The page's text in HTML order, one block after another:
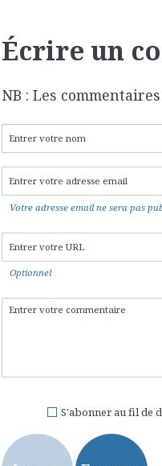
Écrire un
NB : Les
Votre adresse email ne sera pas
Optionnel
S'abonner au fil de